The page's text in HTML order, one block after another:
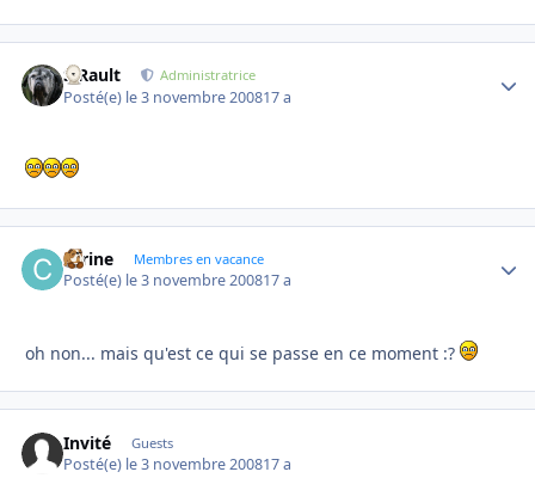
S.Rault Administratrice
Posté(e) le 3 novembre 200817 a
carine Membres en vacance
Posté(e) le 3 novembre 200817 a
oh non... mais qu'est ce qui se passe en ce moment :?
Invité Guests
Posté(e) le 3 novembre 200817 a